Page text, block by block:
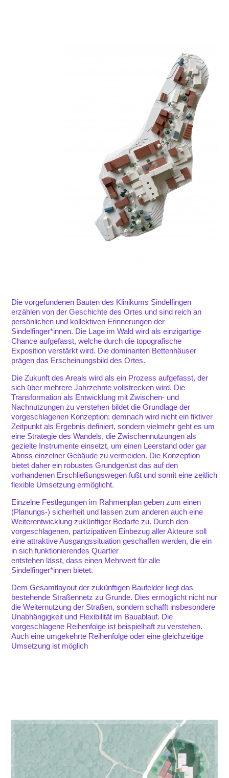
Die vorgefundenen Bauten des Klinikums Sindelfingen
erzählen von der Geschichte des Ortes und sind reich an
persönlichen und kollektiven Erinnerungen der
Sindelfinger*innen. Die Lage im Wald wird als einzigartige
Chance aufgefasst, welche durch die topografische
Exposition verstärkt wird. Die dominanten Bettenhäuser
prägen das Erscheinungsbild des Ortes.
Die Zukunft des Areals wird als ein Prozess aufgefasst, der
sich über mehrere Jahrzehnte vollstrecken wird. Die
Transformation als Entwicklung mit Zwischen- und
Nachnutzungen zu verstehen bildet die Grundlage der
vorgeschlagenen Konzeption: demnach wird nicht ein fiktiver
Zeitpunkt als Ergebnis definiert, sondern vielmehr geht es um
eine Strategie des Wandels, die Zwischennutzungen als
gezielte Instrumente einsetzt, um einen Leerstand oder gar
Abriss einzelner Gebäude zu vermeiden. Die Konzeption
bietet daher ein robustes Grundgerüst das auf den
vorhandenen Erschließungswegen fußt und somit eine zeitlich
flexible Umsetzung ermöglicht.
Einzelne Festlegungen im Rahmenplan geben zum einen
(Planungs-) sicherheit und lassen zum anderen auch eine
Weiterentwicklung zukünftiger Bedarfe zu. Durch den
vorgeschlagenen, partizipativen Einbezug aller Akteure soll
eine attraktive Ausgangssituation geschaffen werden, die ein
in sich funktionierendes Quartier
entstehen lässt, dass einen Mehrwert für alle
Sindelfinger*innen bietet.
Dem Gesamtlayout der zukünftigen Baufelder liegt das
bestehende Straßennetz zu Grunde. Dies ermöglicht nicht nur
die Weiternutzung der Straßen, sondern schafft insbesondere
Unabhängigkeit und Flexibilität im Bauablauf. Die
vorgeschlagene Reihenfolge ist beispielhaft zu verstehen.
Auch eine umgekehrte Reihenfolge oder eine gleichzeitige
Umsetzung ist möglich